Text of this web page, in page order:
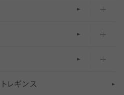
靴下
ソックス
ス（くるぶし上）
クス（ふつう）
クス（浅め）
（薄手タイツ）
グ
ト レ ギンス